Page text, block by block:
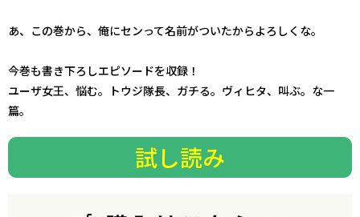
あ、この巻から、俺にセンって名前がついたからよろしくな。
今巻も書き下ろしエピソードを収録！
ユーザ女王、悩む。トウジ隊長、ガチる。ヴィヒタ、叫ぶ。な一
篇。
試し読み